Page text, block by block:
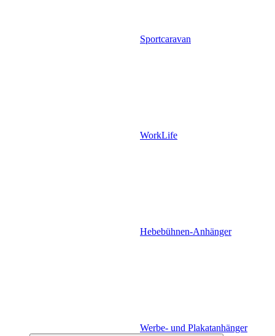
Sportcaravan
WorkLife
Hebebühnen-Anhänger
Werbe- und Plakatanhänger